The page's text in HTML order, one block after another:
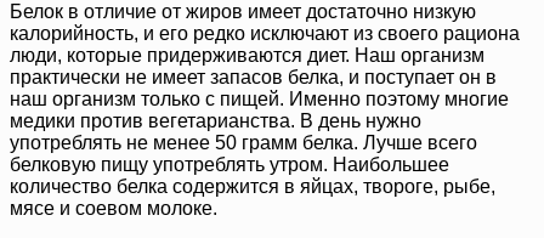
Белок в отличие от жиров имеет достаточно низкую
калорийность, и его редко исключают из своего рациона
люди, которые придерживаются диет. Наш организм
практически не имеет запасов белка, и поступает он в
наш организм только с пищей. Именно поэтому многие
медики против вегетарианства. В день нужно
употреблять не менее 50 грамм белка. Лучше всего
белковую пищу употреблять утром. Наибольшее
количество белка содержится в яйцах, твороге, рыбе,
мясе и соевом молоке.